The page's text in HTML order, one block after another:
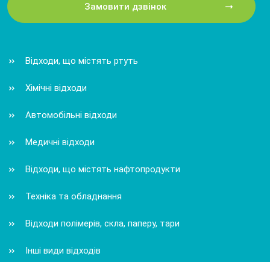
Замовити дзвінок
Відходи, що містять ртуть
Хімічні відходи
Автомобільні відходи
Медичні відходи
Відходи, що містять нафтопродукти
Техніка та обладнання
Відходи полімерів, скла, паперу, тари
Інші види відходів